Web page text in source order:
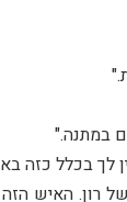
במתנה."
לך בכלל כזה
רון. האיש